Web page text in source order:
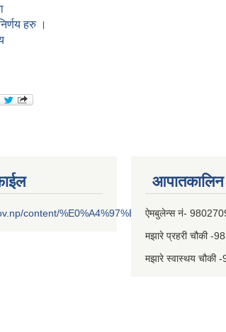
हरु ।
content/
ऐमबुलेन्स नं-
मझारे प्रहरी चौकी -
मझारे स्वास्थय चौकी